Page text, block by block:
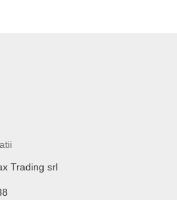
Trading srl